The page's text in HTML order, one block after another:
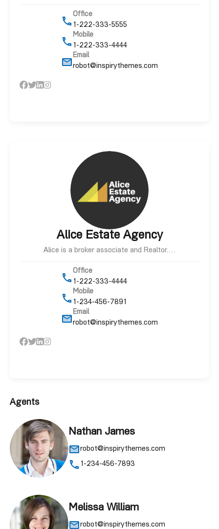
Office
1-222-333-5555
Mobile
1-222-333-4444
Email
robot@inspirythemes.com
Alice Estate Agency
Alice is a broker associate and Realtor.…
Office
1-222-333-4444
Mobile
1-234-456-7891
Email
robot@inspirythemes.com
Agents
Nathan James
robot@inspirythemes.com
1-234-456-7893
Melissa William
robot@inspirythemes.com